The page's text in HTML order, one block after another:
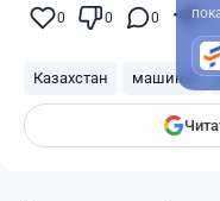
0 0 0 0
Казахстан машины